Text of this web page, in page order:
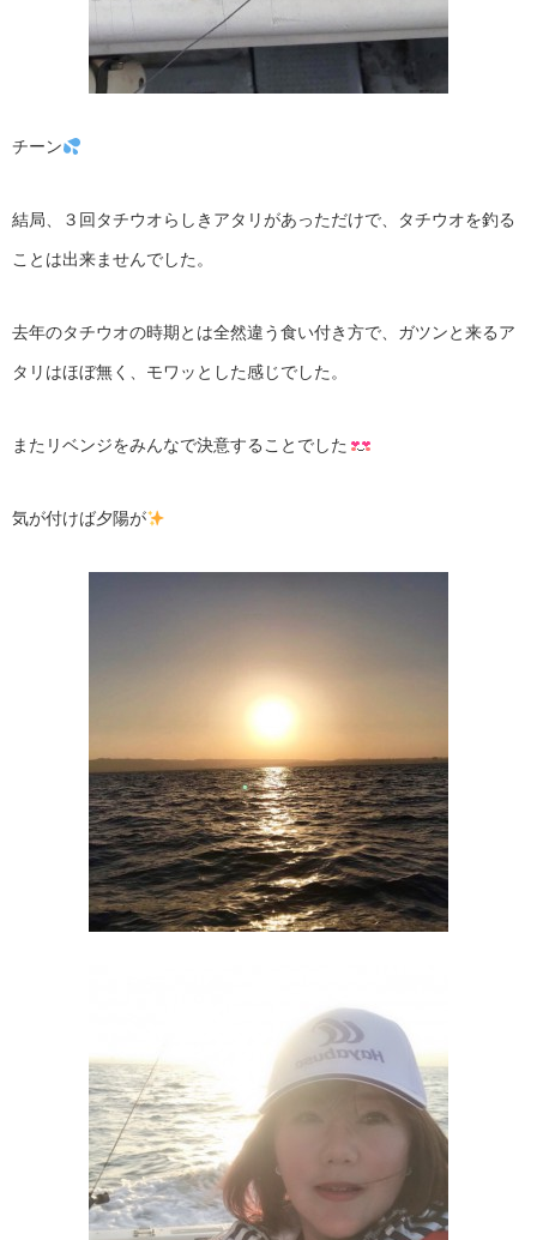
チーン
結局、３回タチウオらしきアタリがあっただけで、タチウオを釣る
ことは出来ませんでした。
去年のタチウオの時期とは全然違う食い付き方で、ガツンと来るア
タリはほぼ無く、モワッとした感じでした。
またリベンジをみんなで決意することでした
気が付けば夕陽が